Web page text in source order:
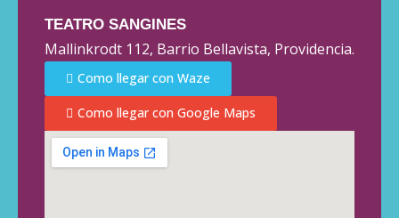
TEATRO SANGINES
Mallinkrodt 112, Barrio Bellavista, Providencia.
Como llegar con Waze
Como llegar con Google Maps